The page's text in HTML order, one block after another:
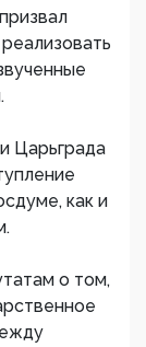
Царьграда
как и
о том,